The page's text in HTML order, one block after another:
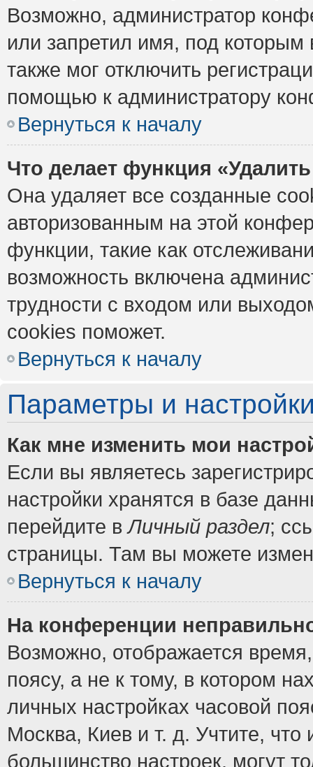
Возможно, администратор
или запретил имя, под которым
также мог отключить
помощью к администратору
Вернуться к началу
Что делает функция
Она удаляет все созданные
авторизованным на этой
функции, такие как
возможность включена
трудности с входом или
cookies поможет.
Вернуться к началу
Параметры и
Как мне изменить мои
Если вы являетесь
настройки хранятся в базе
перейдите вЛичный раздел;
страницы. Там вы можете
Вернуться к началу
На конференции
Возможно, отображается
поясу, а не к тому, в котором
личных настройках часовой
Москва, Киев и т. д. Учтите, что
большинство настроек, могут